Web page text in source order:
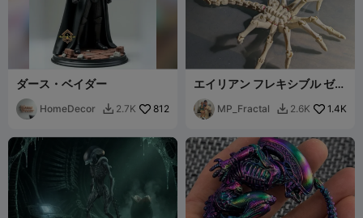
ダース・ベイダー
HomeDecor  2.7K 812
エイリアン フレキシブル ゼノ
モーフ
MP_Fractal  2.6K 1.4K